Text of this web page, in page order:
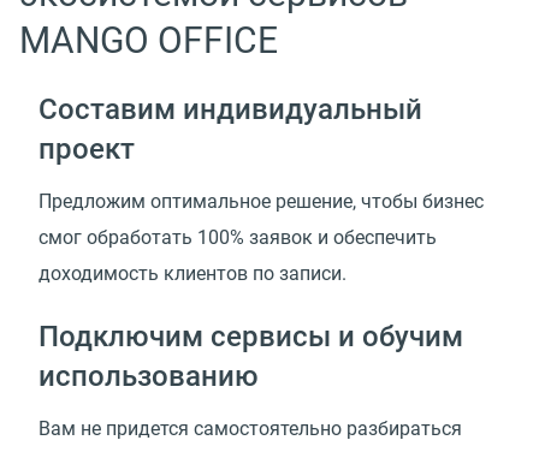
MANGO OFFICE
Составим индивидуальный
проект
Предложим оптимальное решение, чтобы бизнес
смог обработать 100% заявок и обеспечить
доходимость клиентов по записи.
Подключим сервисы и обучим
использованию
Вам не придется самостоятельно разбираться